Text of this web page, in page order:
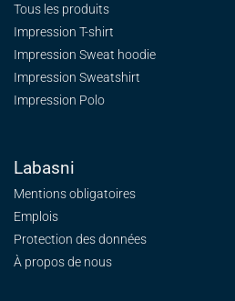
Tous les produits
Impression T-shirt
Impression Sweat hoodie
Impression Sweatshirt
Impression Polo
Labasni
Mentions obligatoires
Emplois
Protection des données
À propos de nous